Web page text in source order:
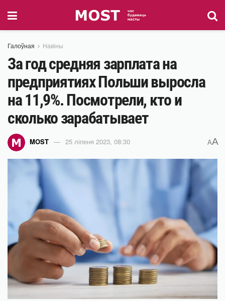
Галоўная Навіны
За год средняя зарплата на
предприятиях Польши выросла
на 11,9%. Посмотрели, кто и
сколько зарабатывает
MOST 25 ліпеня 2023, 08:30 AA